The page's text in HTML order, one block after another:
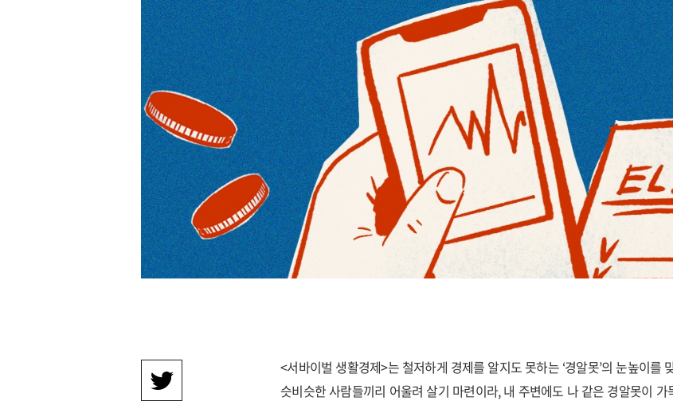
<서바이벌 생활경제>는 철저하게 경제를 알지도 못하는 ‘경알못’의 눈높이를
슷비슷한 사람들끼리 어울려 살기 마련이라, 내 주변에도 나 같은 경알못이 가